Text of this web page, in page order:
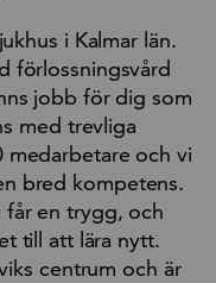
i Kalmar län.
förlossningsvård
jobb för dig som
med trevliga
medarbetare och vi
bred kompetens.
får en trygg, och
till att lära nytt.
centrum och är